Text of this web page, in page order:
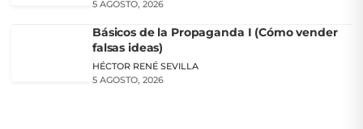
5 AGOSTO, 2026
Básicos de la Propaganda I (Cómo vender
falsas ideas)
HÉCTOR RENÉ SEVILLA
5 AGOSTO, 2026